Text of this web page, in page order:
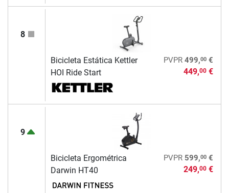
8
Bicicleta Estática Kettler
HOI Ride Start
PVPR 499,00€
449,00€
9
Bicicleta Ergométrica
Darwin HT40
PVPR 599,00€
249,00€